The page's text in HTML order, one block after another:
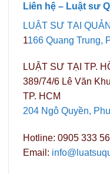
Liên hệ – Luật sư
LUẬT SƯ TẠI
1166 Quang Trung,
LUẬT SƯ TẠI TP.
389/74/6 Lê Văn
TP. HCM
204 Ngô Quyền,
Hotline: 0905 333
Email: